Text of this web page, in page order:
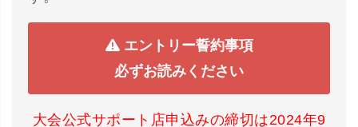
エントリー誓約事項
必ずお読みください
大会公式サポート店申込みの締切は2024年9